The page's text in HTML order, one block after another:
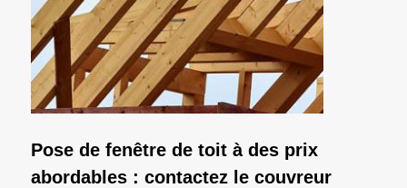
Pose de fenêtre de toit à des prix
abordables : contactez le couvreur